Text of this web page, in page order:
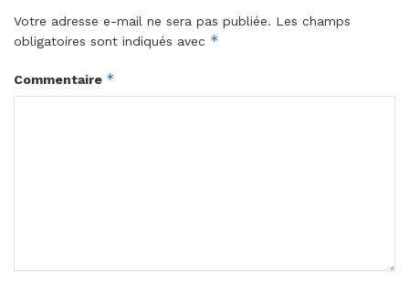
Votre adresse e-mail ne sera pas publiée. Les champs
obligatoires sont indiqués avec *
Commentaire *